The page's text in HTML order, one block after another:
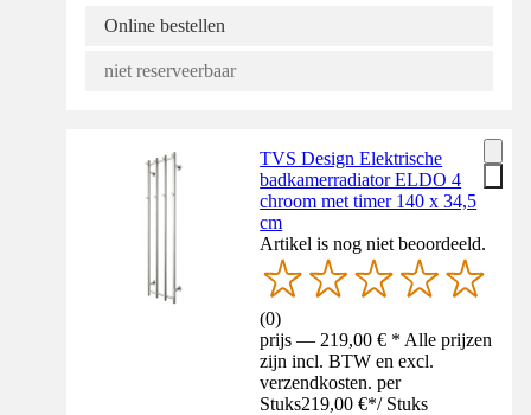
Online bestellen
niet reserveerbaar
TVS Design Elektrische
badkamerradiator ELDO 4
chroom met timer 140 x 34,5
cm
Artikel is nog niet beoordeeld.
(0)
prijs — 219,00 € * Alle prijzen
zijn incl. BTW en excl.
verzendkosten. per
Stuks219,00 €*/ Stuks